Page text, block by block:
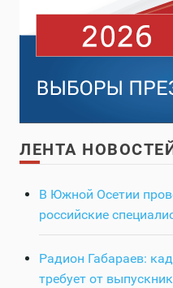
ЛЕНТА
В Южной Осетии
российские
Радион Габараев:
требует от